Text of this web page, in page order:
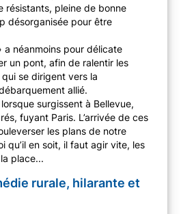
résistants, pleine de bonne
désorganisée pour être
a néanmoins pour délicate
un pont, afin de ralentir les
se dirigent vers la
allié.
surgissent à Bellevue,
fuyant Paris. L’arrivée de ces
les plans de notre
qu’il en soit, il faut agir vite, les
place...
rurale, hilarante et